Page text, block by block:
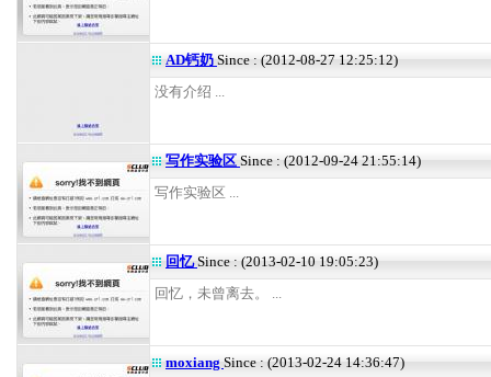
AD钙奶 Since : (2012-08-27 12:25:12)
没有介绍 ...
写作实验区 Since : (2012-09-24 21:55:14)
写作实验区 ...
回忆Since : (2013-02-10 19:05:23)
回忆，未曾离去。 ...
moxiang Since : (2013-02-24 14:36:47)